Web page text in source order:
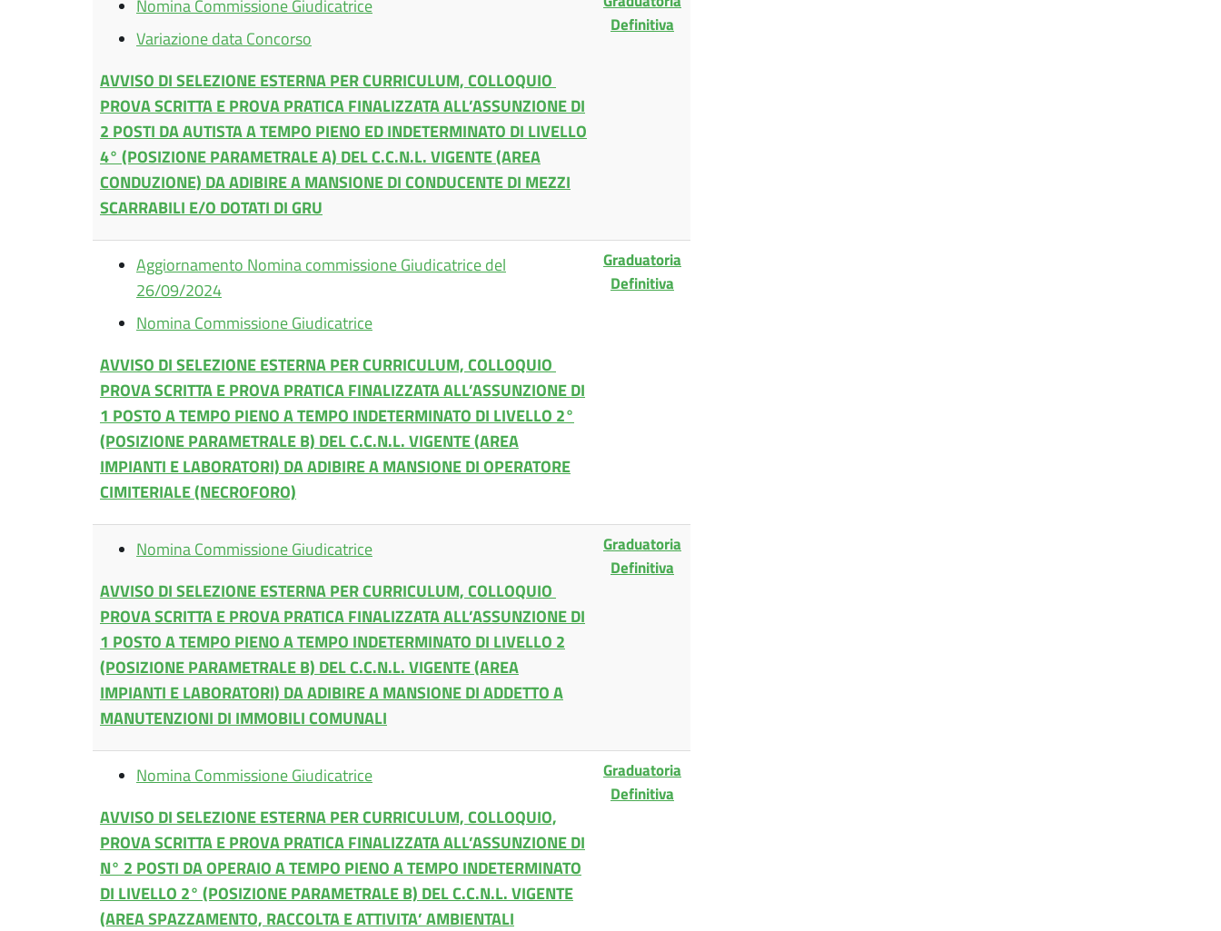
Nomina Commissione Giudicatrice
Variazione data Concorso
AVVISO DI SELEZIONE ESTERNA PER CURRICULUM, COLLOQUIO
PROVA SCRITTA E PROVA PRATICA FINALIZZATA ALL’ASSUNZIONE DI
2 POSTI DA AUTISTA A TEMPO PIENO ED INDETERMINATO DI LIVELLO
4° (POSIZIONE PARAMETRALE A) DEL C.C.N.L. VIGENTE (AREA
CONDUZIONE) DA ADIBIRE A MANSIONE DI CONDUCENTE DI MEZZI
SCARRABILI E/O DOTATI DI GRU
Definitiva
Aggiornamento Nomina commissione Giudicatrice del
26/09/2024
Nomina Commissione Giudicatrice
AVVISO DI SELEZIONE ESTERNA PER CURRICULUM, COLLOQUIO
PROVA SCRITTA E PROVA PRATICA FINALIZZATA ALL’ASSUNZIONE DI
1 POSTO A TEMPO PIENO A TEMPO INDETERMINATO DI LIVELLO 2°
(POSIZIONE PARAMETRALE B) DEL C.C.N.L. VIGENTE (AREA
IMPIANTI E LABORATORI) DA ADIBIRE A MANSIONE DI OPERATORE
CIMITERIALE (NECROFORO)
Graduatoria
Definitiva
Nomina Commissione Giudicatrice
AVVISO DI SELEZIONE ESTERNA PER CURRICULUM, COLLOQUIO
PROVA SCRITTA E PROVA PRATICA FINALIZZATA ALL’ASSUNZIONE DI
1 POSTO A TEMPO PIENO A TEMPO INDETERMINATO DI LIVELLO 2
(POSIZIONE PARAMETRALE B) DEL C.C.N.L. VIGENTE (AREA
IMPIANTI E LABORATORI) DA ADIBIRE A MANSIONE DI ADDETTO A
MANUTENZIONI DI IMMOBILI COMUNALI
Graduatoria
Definitiva
Nomina Commissione Giudicatrice
AVVISO DI SELEZIONE ESTERNA PER CURRICULUM, COLLOQUIO,
PROVA SCRITTA E PROVA PRATICA FINALIZZATA ALL’ASSUNZIONE DI
N° 2 POSTI DA OPERAIO A TEMPO PIENO A TEMPO INDETERMINATO
DI LIVELLO 2° (POSIZIONE PARAMETRALE B) DEL C.C.N.L. VIGENTE
(AREA SPAZZAMENTO, RACCOLTA E ATTIVITA’ AMBIENTALI
Graduatoria
Definitiva